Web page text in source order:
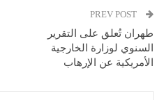
طهران تُعلق على التقرير
السنوي لوزارة الخارجية
الأمريكية عن الإرهاب